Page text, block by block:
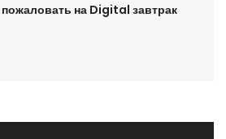
на Digital завтрак